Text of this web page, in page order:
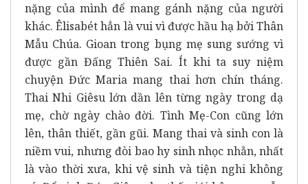
nặng của mình để mang gánh nặng của người
khác. Êlisabét hẳn là vui vì được hầu hạ bởi Thân
Mẫu Chúa. Gioan trong bụng mẹ sung sướng vì
được gần Đấng Thiên Sai. Ít khi ta suy niệm
chuyện Đức Maria mang thai hơn chín tháng.
Thai Nhi Giêsu lớn dần lên từng ngày trong dạ
mẹ, chờ ngày chào đời. Tình Mẹ-Con cũng lớn
lên, thân thiết, gần gũi. Mang thai và sinh con là
niềm vui, nhưng đòi bao hy sinh nhọc nhằn, nhất
là vào thời xưa, khi vệ sinh và tiện nghi không